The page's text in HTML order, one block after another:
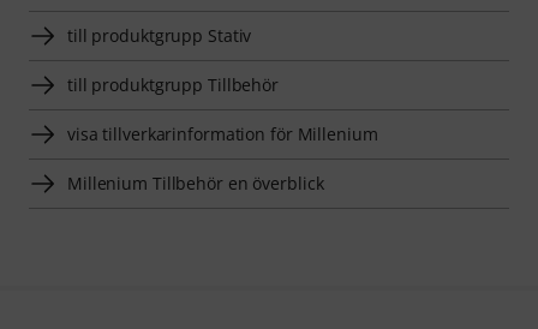
till produktgrupp Stativ
till produktgrupp Tillbehör
visa tillverkarinformation för Millenium
Millenium Tillbehör en överblick